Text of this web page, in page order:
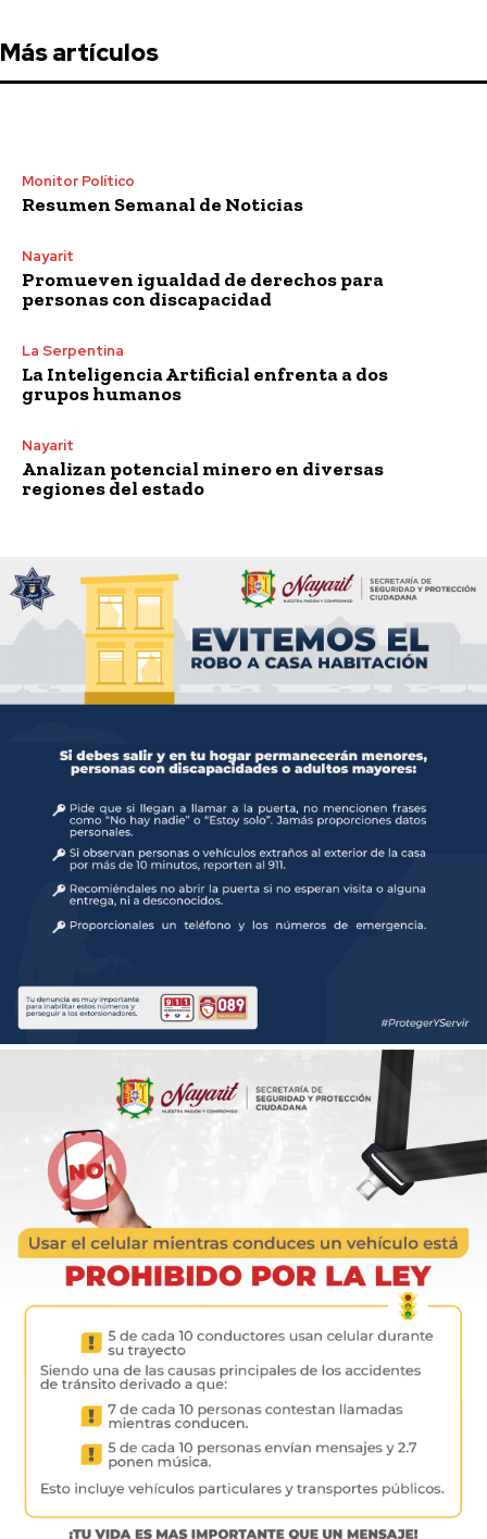
Más artículos
Monitor Político
Resumen Semanal de Noticias
Nayarit
Promueven igualdad de derechos para
personas con discapacidad
La Serpentina
La Inteligencia Artificial enfrenta a dos
grupos humanos
Nayarit
Analizan potencial minero en diversas
regiones del estado